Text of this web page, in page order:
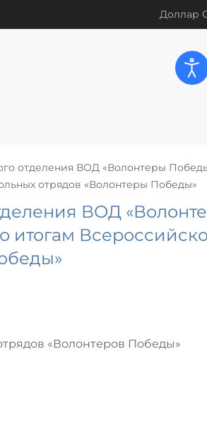
Доллар
отделения ВОД «Волонтеры
отрядов «Волонтеры Победы»
ВОД
«Волонтеров Победы»